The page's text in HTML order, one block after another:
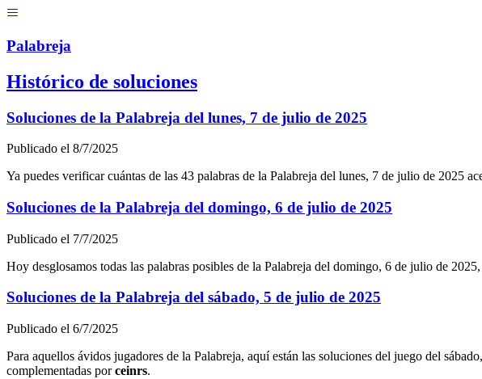
Palabreja
Histórico de soluciones
Soluciones de la Palabreja del lunes, 7 de julio de 2025
Publicado el 8/7/2025
Ya puedes verificar cuántas de las 43 palabras de la Palabreja del lunes, 7 de julio de 2025
Soluciones de la Palabreja del domingo, 6 de julio de 2025
Publicado el 7/7/2025
Hoy desglosamos todas las palabras posibles de la Palabreja del domingo, 6 de julio de 2025
Soluciones de la Palabreja del sábado, 5 de julio de 2025
Publicado el 6/7/2025
Para aquellos ávidos jugadores de la Palabreja, aquí están las soluciones del juego del
complementadas por ceinrs.